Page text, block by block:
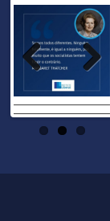
ous